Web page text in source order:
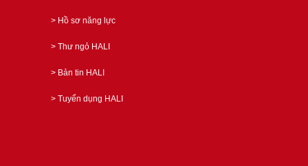
> Hồ sơ năng lực
> Thư ngỏ HALI
> Bản tin HALI
> Tuyển dụng HALI